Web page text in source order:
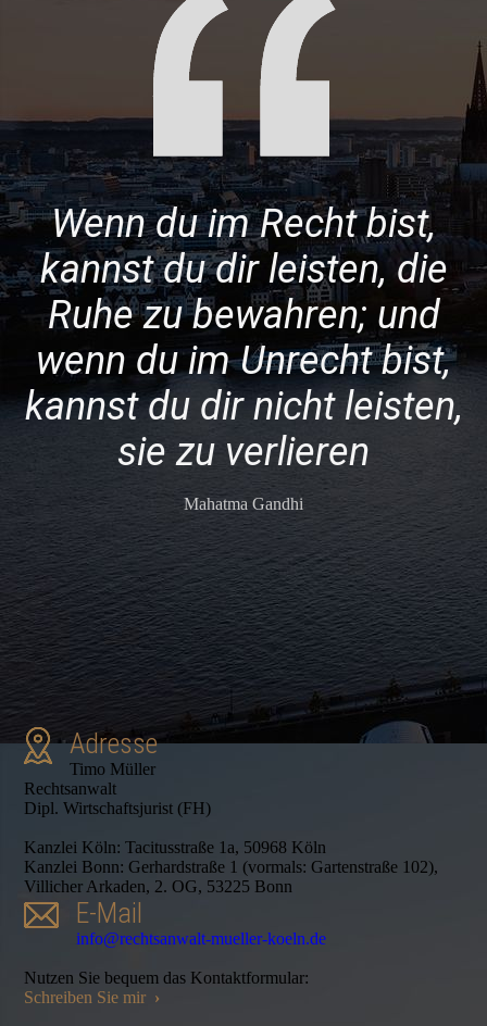
Wenn du im Recht bist,
kannst du dir leisten, die
Ruhe zu bewahren; und
wenn du im Unrecht bist,
kannst du dir nicht leisten,
sie zu verlieren
Mahatma Gandhi
Adresse
Timo Müller
Rechtsanwalt
Dipl. Wirtschaftsjurist (FH)
Kanzlei Köln: Tacitusstraße 1a, 50968 Köln
Kanzlei Bonn: Gerhardstraße 1 (vormals: Gartenstraße 102),
Villicher Arkaden, 2. OG, 53225 Bonn
E-Mail
info@rechtsanwalt-mueller-koeln.de
Nutzen Sie bequem das Kontaktformular:
Schreiben Sie mir ›